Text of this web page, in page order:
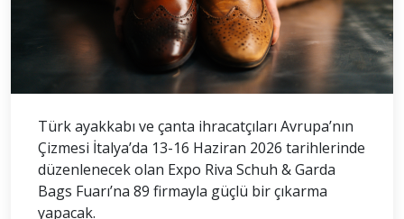
Türk ayakkabı ve çanta ihracatçıları Avrupa’nın
Çizmesi İtalya’da 13-16 Haziran 2026 tarihlerinde
düzenlenecek olan Expo Riva Schuh & Garda
Bags Fuarı’na 89 firmayla güçlü bir çıkarma
yapacak.